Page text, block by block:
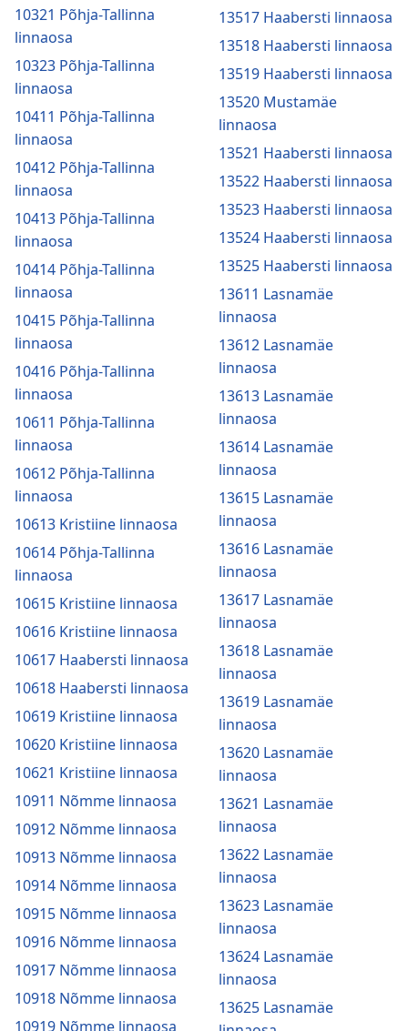
10321 Põhja-Tallinna
linnaosa
10323 Põhja-Tallinna
linnaosa
10411 Põhja-Tallinna
linnaosa
10412 Põhja-Tallinna
linnaosa
10413 Põhja-Tallinna
linnaosa
10414 Põhja-Tallinna
linnaosa
10415 Põhja-Tallinna
linnaosa
10416 Põhja-Tallinna
linnaosa
10611 Põhja-Tallinna
linnaosa
10612 Põhja-Tallinna
linnaosa
10613 Kristiine linnaosa
10614 Põhja-Tallinna
linnaosa
10615 Kristiine linnaosa
10616 Kristiine linnaosa
10617 Haabersti linnaosa
10618 Haabersti linnaosa
10619 Kristiine linnaosa
10620 Kristiine linnaosa
10621 Kristiine linnaosa
10911 Nõmme linnaosa
10912 Nõmme linnaosa
10913 Nõmme linnaosa
10914 Nõmme linnaosa
10915 Nõmme linnaosa
10916 Nõmme linnaosa
10917 Nõmme linnaosa
10918 Nõmme linnaosa
10919 Nõmme linnaosa
13517 Haabersti linnaosa
13518 Haabersti linnaosa
13519 Haabersti linnaosa
13520 Mustamäe
linnaosa
13521 Haabersti linnaosa
13522 Haabersti linnaosa
13523 Haabersti linnaosa
13524 Haabersti linnaosa
13525 Haabersti linnaosa
13611 Lasnamäe
linnaosa
13612 Lasnamäe
linnaosa
13613 Lasnamäe
linnaosa
13614 Lasnamäe
linnaosa
13615 Lasnamäe
linnaosa
13616 Lasnamäe
linnaosa
13617 Lasnamäe
linnaosa
13618 Lasnamäe
linnaosa
13619 Lasnamäe
linnaosa
13620 Lasnamäe
linnaosa
13621 Lasnamäe
linnaosa
13622 Lasnamäe
linnaosa
13623 Lasnamäe
linnaosa
13624 Lasnamäe
linnaosa
13625 Lasnamäe